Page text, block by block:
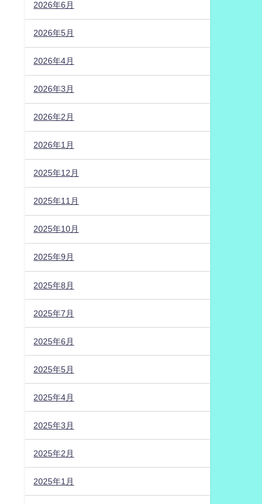
2026年6月
2026年5月
2026年4月
2026年3月
2026年2月
2026年1月
2025年12月
2025年11月
2025年10月
2025年9月
2025年8月
2025年7月
2025年6月
2025年5月
2025年4月
2025年3月
2025年2月
2025年1月